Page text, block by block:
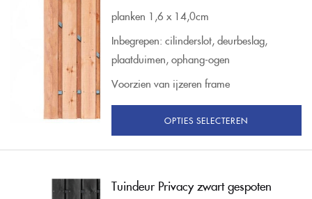
planken 1,6 x 14,0cm
Inbegrepen: cilinderslot, deurbeslag,
plaatduimen, ophang-ogen
Voorzien van ijzeren frame
OPTIES SELECTEREN
Tuindeur Privacy zwart gespoten